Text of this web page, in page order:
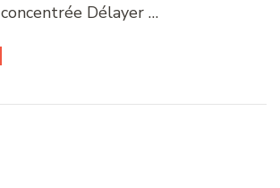
concentrée Délayer …